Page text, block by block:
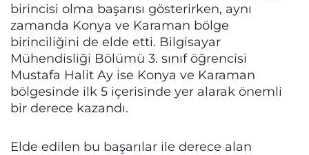
birincisi olma başarısı gösterirken, aynı
zamanda Konya ve Karaman bölge
birinciliğini de elde etti. Bilgisayar
Mühendisliği Bölümü 3. sınıf öğrencisi
Mustafa Halit Ay ise Konya ve Karaman
bölgesinde ilk 5 içerisinde yer alarak önemli
bir derece kazandı.
Elde edilen bu başarılar ile derece alan